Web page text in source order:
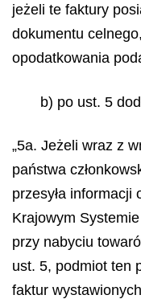
jeżeli te faktury
dokumentu
opodatkowania
b) po ust. 5
„5a. Jeżeli wraz z
państwa
przesyła
Krajowym
przy nabyciu
ust. 5, podmiot ten
faktur